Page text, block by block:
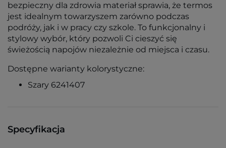
bezpieczny dla zdrowia materiał sprawia, że termos
jest idealnym towarzyszem zarówno podczas
podróży, jak i w pracy czy szkole. To funkcjonalny i
stylowy wybór, który pozwoli Ci cieszyć się
świeżością napojów niezależnie od miejsca i czasu.
Dostępne warianty kolorystyczne:
Szary 6241407
Specyfikacja